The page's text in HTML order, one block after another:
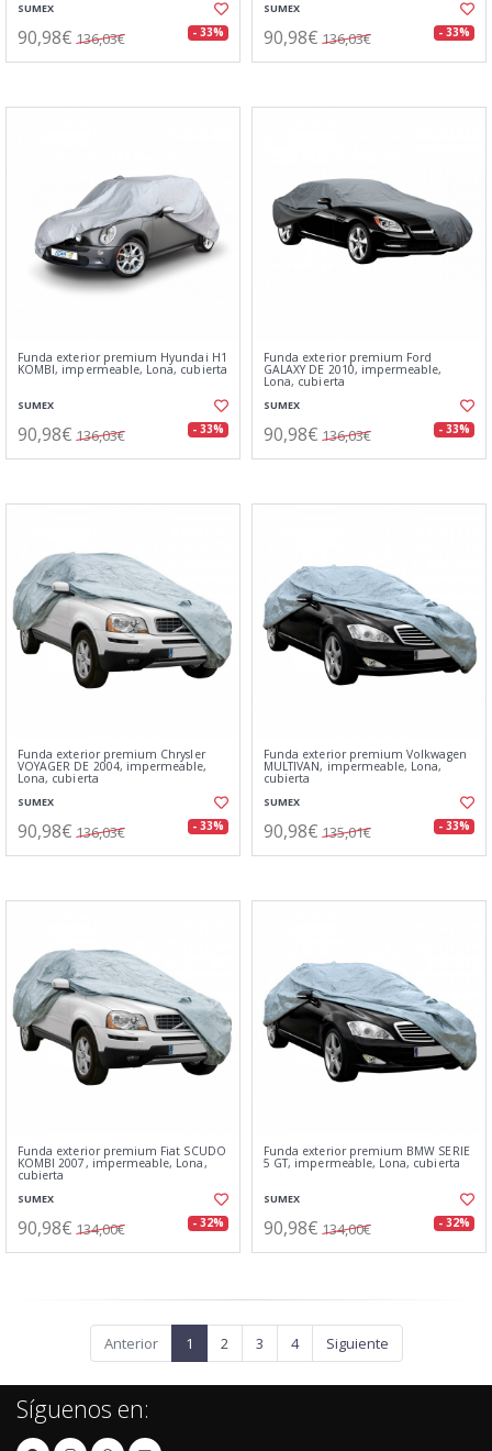
SUMEX
90,98€ 136,03€ - 33%
SUMEX
90,98€ 136,03€ - 33%
Funda exterior premium Hyundai H1
KOMBI, impermeable, Lona, cubierta
SUMEX
90,98€ 136,03€ - 33%
Funda exterior premium Ford
GALAXY DE 2010, impermeable,
Lona, cubierta
SUMEX
90,98€ 136,03€ - 33%
Funda exterior premium Chrysler
VOYAGER DE 2004, impermeable,
Lona, cubierta
SUMEX
90,98€ 136,03€ - 33%
Funda exterior premium Volkwagen
MULTIVAN, impermeable, Lona,
cubierta
SUMEX
90,98€ 135,01€ - 33%
Funda exterior premium Fiat SCUDO
KOMBI 2007, impermeable, Lona,
cubierta
SUMEX
90,98€ 134,00€ - 32%
Funda exterior premium BMW SERIE
5 GT, impermeable, Lona, cubierta
SUMEX
90,98€ 134,00€ - 32%
Anterior 1 2 3 4 Siguiente
Síguenos en: